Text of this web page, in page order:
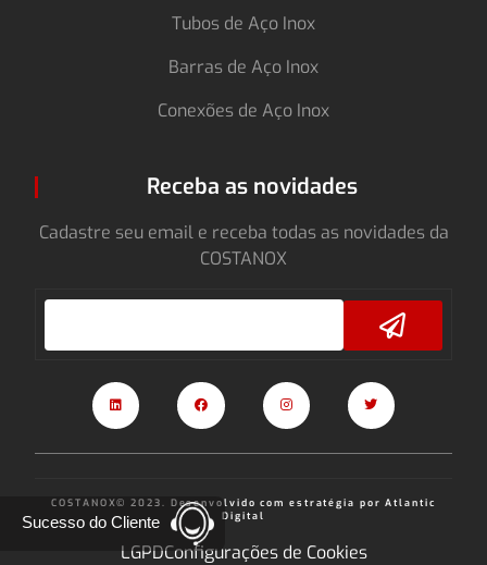
Tubos de Aço Inox
Barras de Aço Inox
Conexões de Aço Inox
Receba as novidades
Cadastre seu email e receba todas as novidades da
COSTANOX
COSTANOX© 2023. Desenvolvido com estratégia por Atlantic
Digital
LGPDConfigurações de Cookies
Sucesso do Cliente